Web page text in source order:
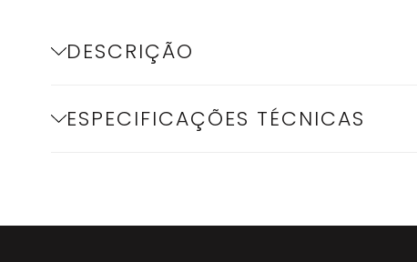
DESCRIÇÃO
ESPECIFICAÇÕES TÉCNICAS